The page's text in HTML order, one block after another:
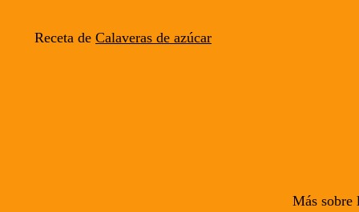
Receta de Calaveras de azúcar
Más sobre